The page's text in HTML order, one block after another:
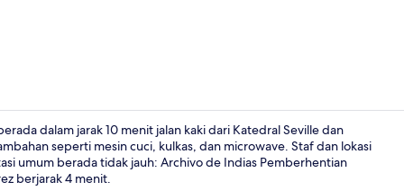
dalam jarak 10 menit jalan kaki dari Katedral Seville dan
seperti mesin cuci, kulkas, dan microwave. Staf dan lokasi
umum berada tidak jauh: Archivo de Indias Pemberhentian
berjarak 4 menit.